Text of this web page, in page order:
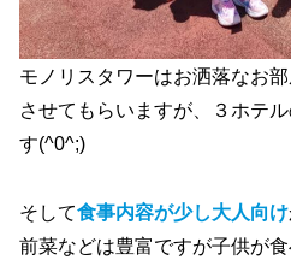
モノリスタワーはお洒落なお
させてもらいますが、３ホテ
す(^0^;)
そして食事内容が少し大人向け
前菜などは豊富ですが子供が